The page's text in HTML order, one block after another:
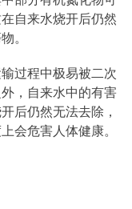
自来水烧开后仍然
。
过程中极易被二次
，自来水中的有害
后仍然无法去除，
会危害人体健康。